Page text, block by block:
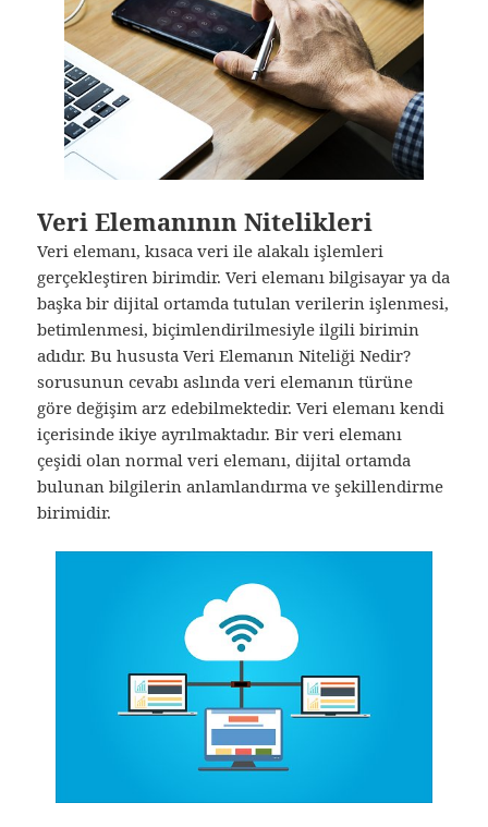
Veri Elemanının Nitelikleri
Veri elemanı, kısaca veri ile alakalı işlemleri
gerçekleştiren birimdir. Veri elemanı bilgisayar ya da
başka bir dijital ortamda tutulan verilerin işlenmesi,
betimlenmesi, biçimlendirilmesiyle ilgili birimin
adıdır. Bu hususta Veri Elemanın Niteliği Nedir?
sorusunun cevabı aslında veri elemanın türüne
göre değişim arz edebilmektedir. Veri elemanı kendi
içerisinde ikiye ayrılmaktadır. Bir veri elemanı
çeşidi olan normal veri elemanı, dijital ortamda
bulunan bilgilerin anlamlandırma ve şekillendirme
birimidir.